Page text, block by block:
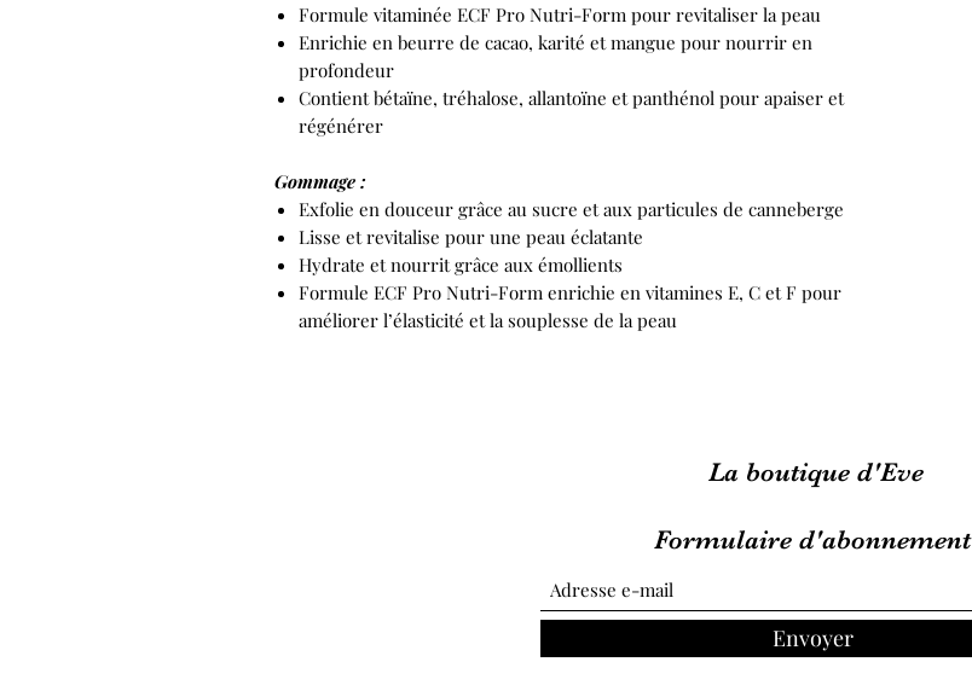
Formule vitaminée ECF Pro Nutri-Form pour revitaliser la peau
Enrichie en beurre de cacao, karité et mangue pour nourrir en
profondeur
Contient bétaïne, tréhalose, allantoïne et panthénol pour apaiser et
régénérer
Gommage :
Exfolie en douceur grâce au sucre et aux particules de canneberge
Lisse et revitalise pour une peau éclatante
Hydrate et nourrit grâce aux émollients
Formule ECF Pro Nutri-Form enrichie en vitamines E, C et F pour
améliorer l’élasticité et la souplesse de la peau
La boutique d'Eve
Formulaire d'abonnement
Envoyer